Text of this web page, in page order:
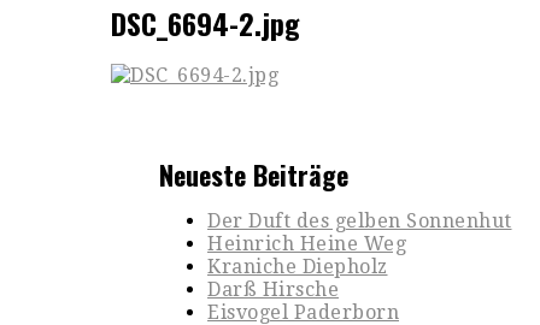
DSC_6694-2.jpg
Neueste Beiträge
Der Duft des gelben Sonnenhut
Heinrich Heine Weg
Kraniche Diepholz
Darß Hirsche
Eisvogel Paderborn